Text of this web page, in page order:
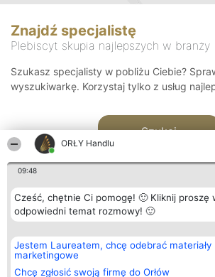
ORŁY Handlu
09:48
Cześć, chętnie Ci pomogę! 🙂 Kliknij proszę
odpowiedni temat rozmowy! 🙂
Jestem Laureatem, chcę odebrać materiały
marketingowe
Chcę zgłosić swoją firmę do Orłów
Znajdź specjalistę
Plebiscyt skupia najlepszych w branży
Szukasz specjalisty w pobliżu Ciebie?
wyszukiwarkę. Korzystaj tylko z usług
Szukaj
Organizator plebiscytu
Bright Side Solutions sp. z o.
o. sp. k.
ul. Ruska 22
Plebiscyt
Laureaci
wszystkich